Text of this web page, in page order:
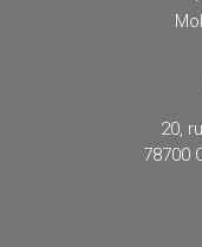
20,
78700